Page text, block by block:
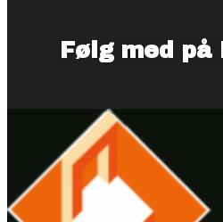
Følg med på